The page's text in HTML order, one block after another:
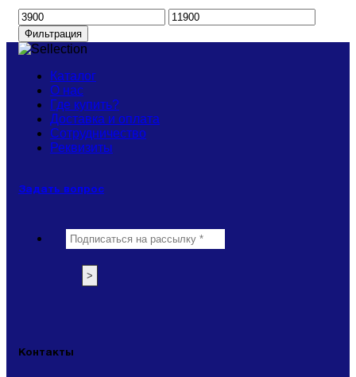
Минимальная
цена
Максимальная
цена
Фильтрация
Каталог
О нас
Где купить?
Доставка и оплата
Сотрудничество
Реквизиты
Задать вопрос
Контакты